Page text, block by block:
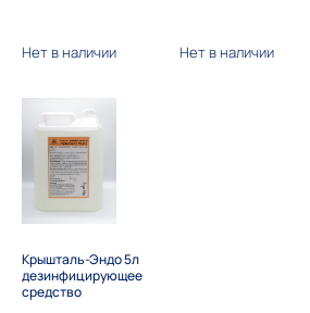
Нет в наличии Нет в наличии
Крышталь-Эндо 5л
дезинфицирующее
средство